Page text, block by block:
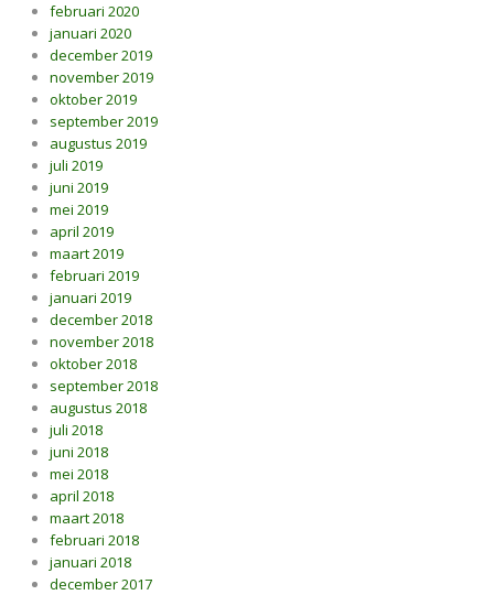
februari 2020
januari 2020
december 2019
november 2019
oktober 2019
september 2019
augustus 2019
juli 2019
juni 2019
mei 2019
april 2019
maart 2019
februari 2019
januari 2019
december 2018
november 2018
oktober 2018
september 2018
augustus 2018
juli 2018
juni 2018
mei 2018
april 2018
maart 2018
februari 2018
januari 2018
december 2017